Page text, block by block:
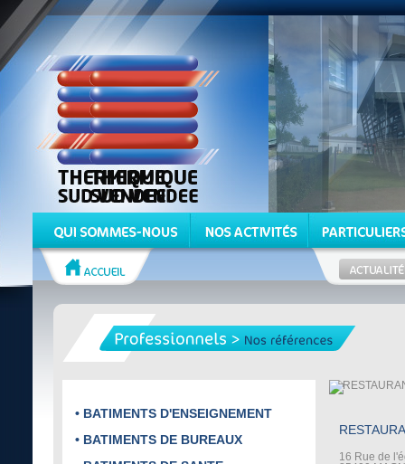
• BATIMENTS D'ENSEIGNEMENT
• BATIMENTS DE BUREAUX
16 Rue de